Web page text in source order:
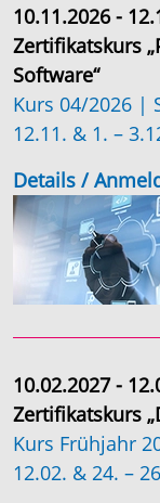
10.11.2026 -
Zertifikatskurs
Software“
Kurs 04/2026 |
12.11. & 1. –
Details /
10.02.2027 -
Zertifikatskurs
Kurs Frühjahr
12.02. & 24. –